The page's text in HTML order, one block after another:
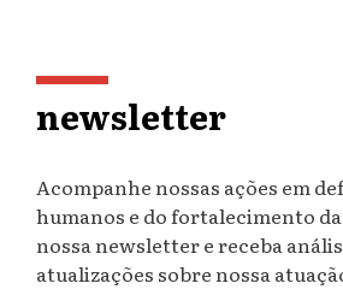
newsletter
Acompanhe nossas ações em
humanos e do fortalecimento
nossa newsletter e receba
atualizações sobre nossa